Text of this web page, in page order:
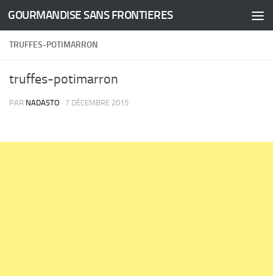
Skip to content
GOURMANDISE SANS FRONTIERES
TRUFFES-POTIMARRON
truffes-potimarron
PAR NADASTO · 7 DÉCEMBRE 2015